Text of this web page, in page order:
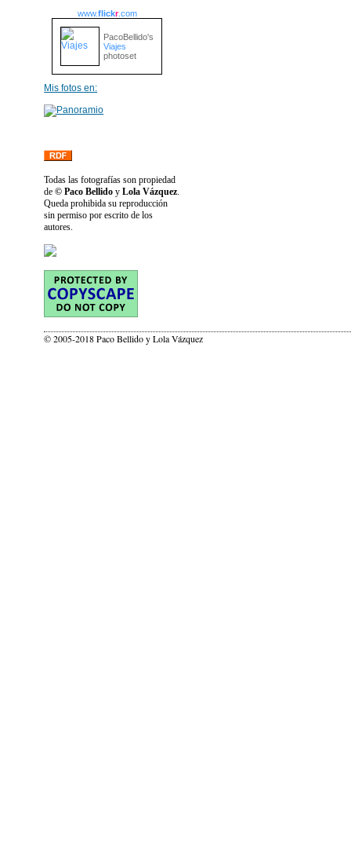
www.flickr.com
PacoBellido's
Viajes
photoset
Mis fotos en:
Todas las fotografías son propiedad
de© Paco BellidoyLola Vázquez
Queda prohibida su reproducción
sin permiso por escrito de los